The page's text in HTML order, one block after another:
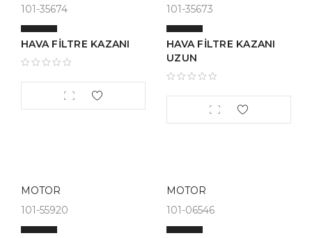
101-35674
HAVA FİLTRE KAZANI
101-35673
HAVA FİLTRE KAZANI
UZUN
MOTOR
101-55920
MOTOR
101-06546